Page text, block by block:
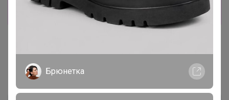
Показать
Показаны записи
Брюнетка